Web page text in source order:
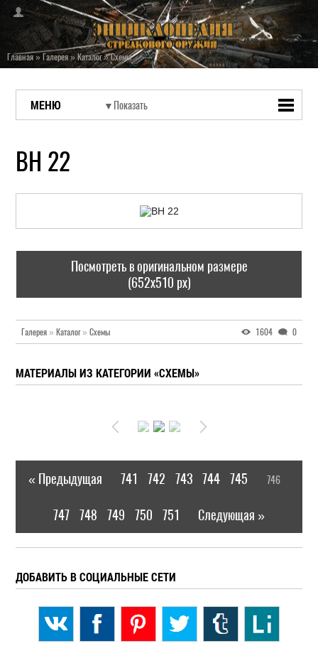
Главная»Галерея»Каталог»Схемы
МЕНЮ
BH 22
Посмотреть в оригинальном размере
(652x510 px)
Галерея » Каталог» Схемы 1604 0
МАТЕРИАЛЫ ИЗ КАТЕГОРИИ «СХЕМЫ»
« Предыдущая 741 742 743 744 745 746
747 748 749 750 751 Следующая »
ДОБАВИТЬ В СОЦИАЛЬНЫЕ СЕТИ